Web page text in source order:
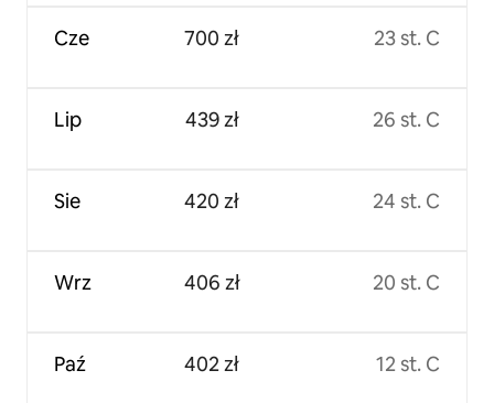
Cze
Lip
Sie
Wrz
Paź
700 zł
439 zł
420 zł
406 zł
402 zł
23 st. C
26 st. C
24 st. C
20 st. C
12 st. C